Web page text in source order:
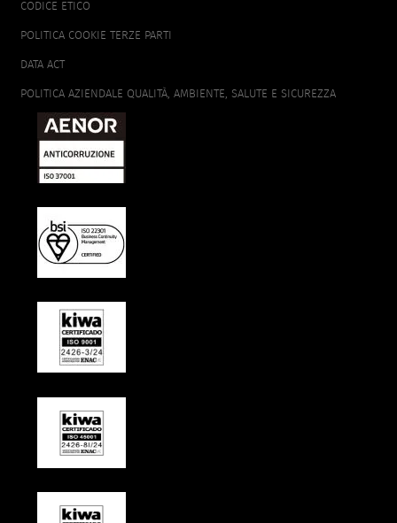
CODICE ETICO
POLITICA COOKIE TERZE PARTI
DATA ACT
POLITICA AZIENDALE QUALITÀ, AMBIENTE, SALUTE E SICUREZZA